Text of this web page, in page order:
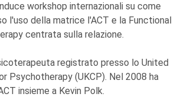
workshop internazionali su come
l'uso della matrice l'ACT e la Functional
centrata sulla relazione.
registrato presso lo United
Psychotherapy (UKCP). Nel 2008 ha
insieme a Kevin Polk.